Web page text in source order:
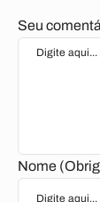
Seu
Nome